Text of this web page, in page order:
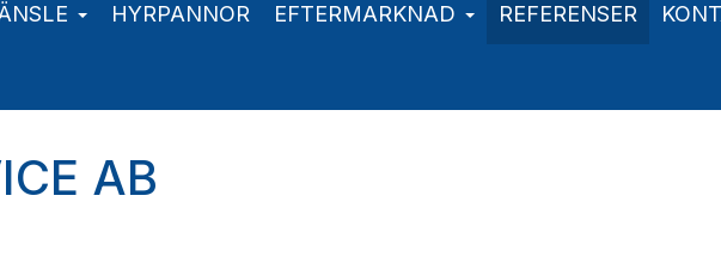
HYRPANNOR EFTERMARKNAD REFERENSER
AB